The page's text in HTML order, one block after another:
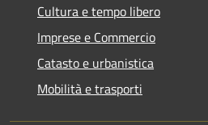
Cultura e tempo libero
Imprese e Commercio
Catasto e urbanistica
Mobilità e trasporti